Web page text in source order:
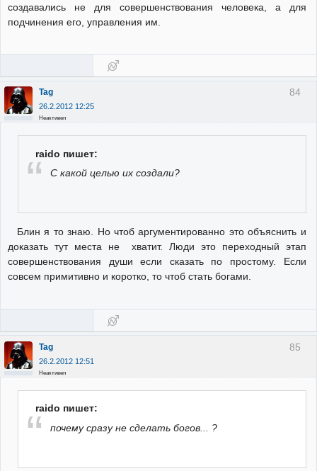
создавались не для совершенствования человека, а для
подчинения его, управления им.
84
Tag
26.2.2012 12:25
Неактивен
raido пишет:
С какой целью их создали?
Блин я то знаю. Но чтоб аргументированно это объяснить и
доказать тут места не хватит. Люди это переходный этап
совершенствования души если сказать по простому. Если
совсем примитивно и коротко, то чтоб стать богами.
85
Tag
26.2.2012 12:51
Неактивен
raido пишет:
почему сразу не сделать богов... ?